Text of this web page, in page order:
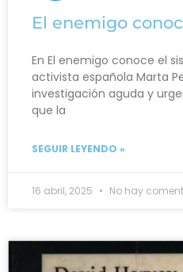
El enemigo
En El enemigo conoce el
activista española Marta
investigación aguda y
que la
SEGUIR LEYENDO »
16 abril, 2025 No hay